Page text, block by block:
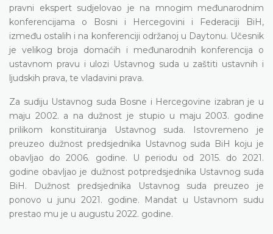
pravni ekspert sudjelovao je na mnogim međunarodnim
konferencijama o Bosni i Hercegovini i Federaciji BiH,
između ostalih i na konferenciji održanoj u Daytonu. Učesnik
je velikog broja domaćih i međunarodnih konferencija o
ustavnom pravu i ulozi Ustavnog suda u zaštiti ustavnih i
ljudskih prava, te vladavini prava.
Za sudiju Ustavnog suda Bosne i Hercegovine izabran je u
maju 2002. a na dužnost je stupio u maju 2003. godine
prilikom konstituiranja Ustavnog suda. Istovremeno je
preuzeo dužnost predsjednika Ustavnog suda BiH koju je
obavljao do 2006. godine. U periodu od 2015. do 2021.
godine obavljao je dužnost potpredsjednika Ustavnog suda
BiH. Dužnost predsjednika Ustavnog suda preuzeo je
ponovo u junu 2021. godine. Mandat u Ustavnom sudu
prestao mu je u augustu 2022. godine.